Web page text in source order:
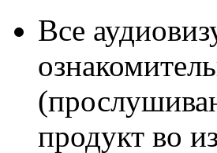
Все
продукт во